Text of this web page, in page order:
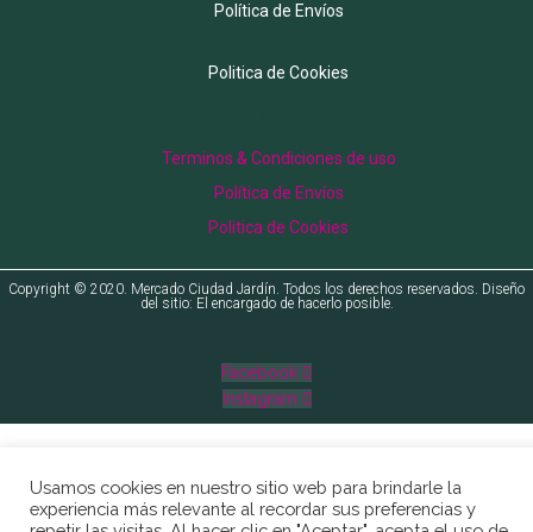
Política de Envíos
Politica de Cookies
Terminos & Condiciones de uso
Política de Envíos
Politica de Cookies
Copyright © 2020. Mercado Ciudad Jardín. Todos los derechos reservados. Diseño
del sitio: El encargado de hacerlo posible.
Facebook
Instagram
Usamos cookies en nuestro sitio web para brindarle la
experiencia más relevante al recordar sus preferencias y